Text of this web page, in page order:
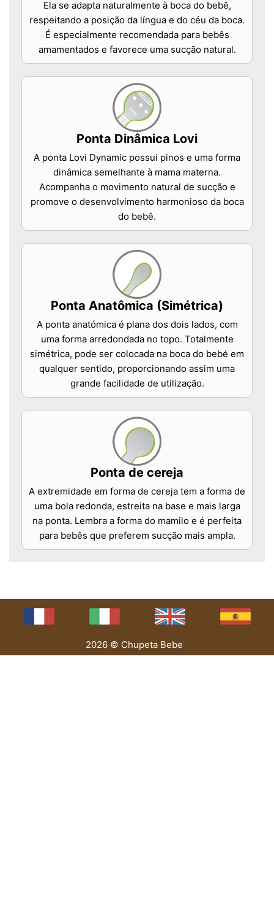
Ela se adapta naturalmente à boca do bebê,
respeitando a posição da língua e do céu da boca.
É especialmente recomendada para bebês
amamentados e favorece uma sucção natural.
Ponta Dinâmica Lovi
A ponta Lovi Dynamic possui pinos e uma forma
dinâmica semelhante à mama materna.
Acompanha o movimento natural de sucção e
promove o desenvolvimento harmonioso da boca
do bebê.
Ponta Anatômica (Simétrica)
A ponta anatómica é plana dos dois lados, com
uma forma arredondada no topo. Totalmente
simétrica, pode ser colocada na boca do bebé em
qualquer sentido, proporcionando assim uma
grande facilidade de utilização.
Ponta de cereja
A extremidade em forma de cereja tem a forma de
uma bola redonda, estreita na base e mais larga
na ponta. Lembra a forma do mamilo e é perfeita
para bebês que preferem sucção mais ampla.
2026 © Chupeta Bebe